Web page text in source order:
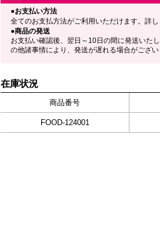
●お支払い方法
全てのお支払方法がご利用いただけます。詳
●商品の発送
お支払い確認後、翌日～10日の間に発送いた
の他諸事情により、発送が遅れる場合がござ
在庫状況
商品番号
FOOD-124001